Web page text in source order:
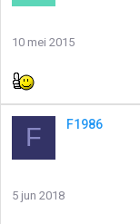
10 mei 2015
F F1986
5 jun 2018